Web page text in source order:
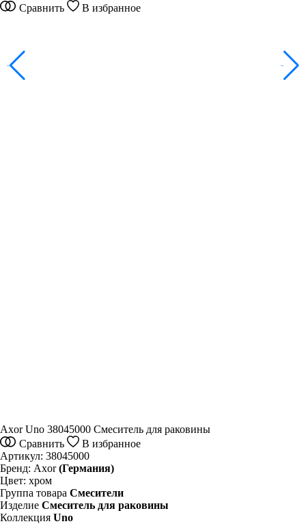
Сравнить
В избранное
Axor Uno 38045000 Смеситель для раковины
Сравнить
В избранное
Артикул: 38045000
Бренд: Axor (Германия)
Цвет: хром
Группа товара Смесители
Изделие Смеситель для раковины
Коллекция Uno